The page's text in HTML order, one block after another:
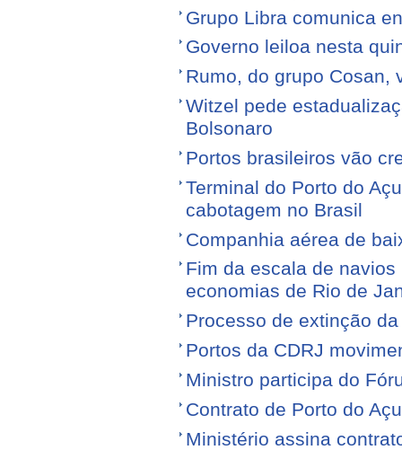
Grupo Libra comunica
Governo leiloa nesta
Rumo, do grupo Cosan,
Witzel pede
Bolsonaro
Portos brasileiros vão
Terminal do Porto do
cabotagem no Brasil
Companhia aérea de
Fim da escala de
economias de Rio de
Processo de extinção
Portos da CDRJ
Ministro participa do
Contrato de Porto do
Ministério assina